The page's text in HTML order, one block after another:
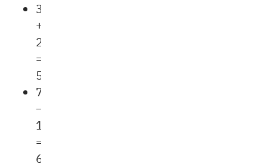
3,4
+
2,15
=
5,55.
7,8
—
1,35
=
6,45.